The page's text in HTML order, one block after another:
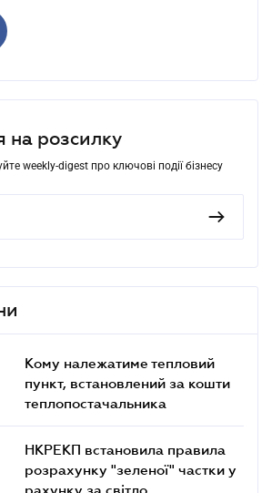
на розсилку
weekly-digest про ключові події бізнесу
Кому належатиме тепловий
пункт, встановлений за кошти
теплопостачальника
НКРЕКП встановила правила
розрахунку "зеленої" частки у
рахунку за світло